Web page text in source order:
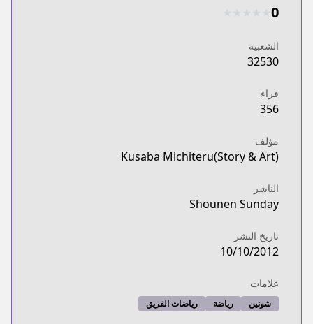
0
الشعبية
32530
قراء
356
مؤلف
Kusaba Michiteru(Story & Art)
الناشر
Shounen Sunday
تاريخ النشر
10/10/2012
علامات
شونين رياضة رياضات الفريق